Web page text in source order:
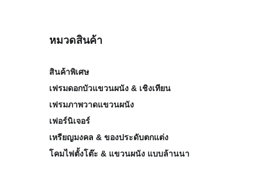
หมวดสินค้า
สินค้าพิเศษ
เฟรมดอกบัวแขวนผนัง & เชิงเทียน
เฟรมภาพวาดแขวนผนัง
เฟอร์นิเจอร์
เหรียญมงคล & ของประดับตกแต่ง
โคมไฟตั้งโต๊ะ & แขวนผนัง แบบล้านนา